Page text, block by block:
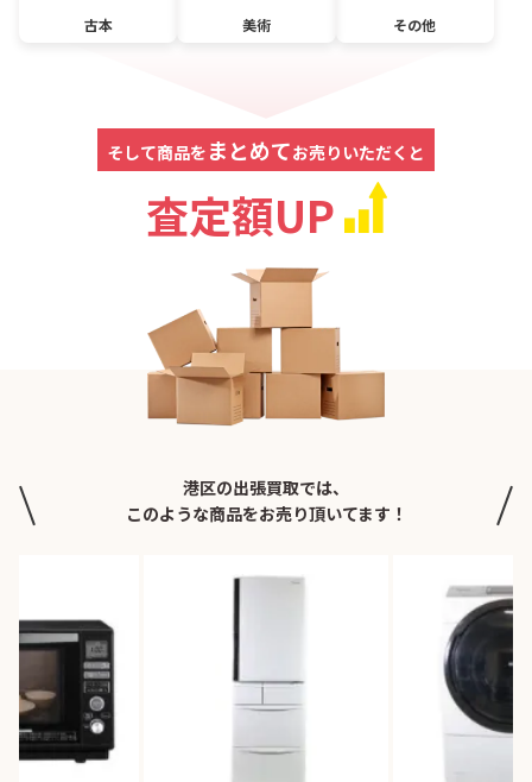
古本 美術 その他
そして商品を まとめてお売りいただくと
査定額UP
港区の出張買取では、
このような商品をお売り頂いてます！